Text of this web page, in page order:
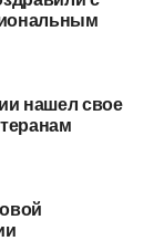
нашел свое